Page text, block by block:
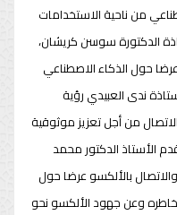
من ناحية الاستخدامات
الدكتورة سوسن كريشان،
حول الذكاء الاصطناعي
ندى العبيدي رؤية
من أجل تعزيز موثوقية
الأستاذ الدكتور محمد
بالألكسو عرضا حول
وعن جهود الألكسو نحو